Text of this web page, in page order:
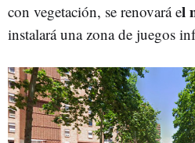
con vegetación, se renovará el
instalará una zona de juegos